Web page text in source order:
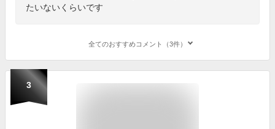
たいないくらいです
全てのおすすめコメント（3件）
3